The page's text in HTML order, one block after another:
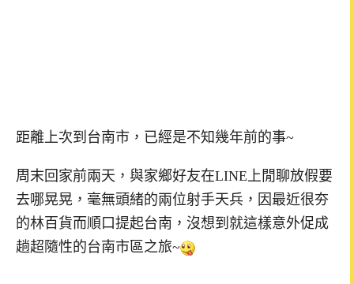
距離上次到台南市，已經是不知幾年前的事~
周末回家前兩天，與家鄉好友在LINE上閒聊放假要
去哪晃晃，毫無頭緒的兩位射手天兵，因最近很夯
的林百貨而順口提起台南，沒想到就這樣意外促成
趟超隨性的台南市區之旅~